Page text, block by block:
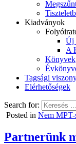
Kiadványok
Új
A
Könyvek
Tagsági
Elérhetőségek
Search for:
Posted in Nem
Partnerünk